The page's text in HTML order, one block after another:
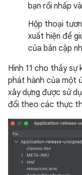
bạn rồi nhấp
Hộp thoại
xuất hiện để
của bản cập
Hình 11 cho thấy sự
phát hành của một
xây dựng được sử
đổi theo các thực